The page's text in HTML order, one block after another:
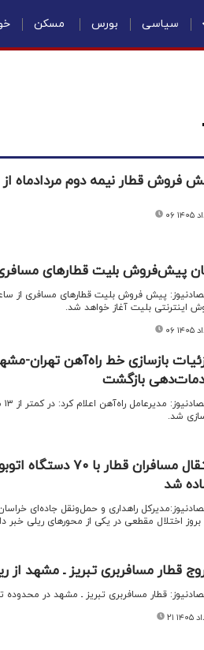
سیاسی بورس مسکن
فروش قطار نیمه دوم مردادماه از چهارشنبه ۷
پیش‌فروش بلیت‌ قطارهای
اینترنتی بلیت آغاز خواهد شد.
بازسازی خط راه‌آهن تهران-
بازگشت
شد.
شد
راهداری و حمل‌ونقل جاده‌ای
اختلال مقطعی در یکی از محورهای ریلی خبر
قطار مسافربری تبریز ـ مشهد از
قطار مسافربری تبریز ـ مشهد در